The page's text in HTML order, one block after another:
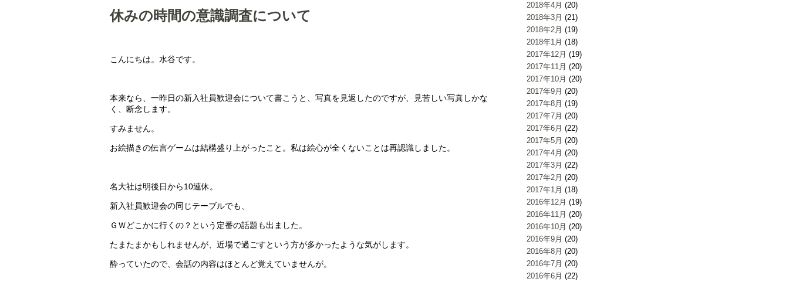
2018年4月 (20)
2018年3月 (21)
2018年2月 (19)
2018年1月 (18)
2017年12月 (19)
2017年11月 (20)
2017年10月 (20)
2017年9月 (20)
2017年8月 (19)
2017年7月 (20)
2017年6月 (22)
2017年5月 (20)
2017年4月 (20)
2017年3月 (22)
2017年2月 (20)
2017年1月 (18)
2016年12月 (19)
2016年11月 (20)
2016年10月 (20)
2016年9月 (20)
2016年8月 (20)
2016年7月 (20)
2016年6月 (22)
休みの時間の意識調査について
こんにちは。水谷です。
本来なら、一昨日の新入社員歓迎会について書こうと、写真を見返したのですが、見苦しい写真しかな
く、断念します。
すみません。
お絵描きの伝言ゲームは結構盛り上がったこと。私は絵心が全くないことは再認識しました。
名大社は明後日から10連休。
新入社員歓迎会の同じテーブルでも、
ＧＷどこかに行くの？という定番の話題も出ました。
たまたまかもしれませんが、近場で過ごすという方が多かったような気がします。
酔っていたので、会話の内容はほとんど覚えていませんが。